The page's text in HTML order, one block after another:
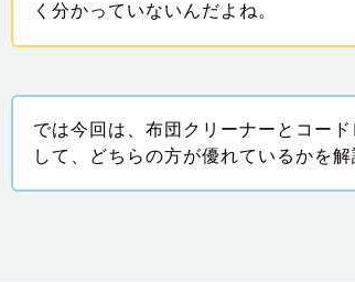
く分かっていないんだよね。
では今回は、布団クリーナーとコー
して、どちらの方が優れているかを解